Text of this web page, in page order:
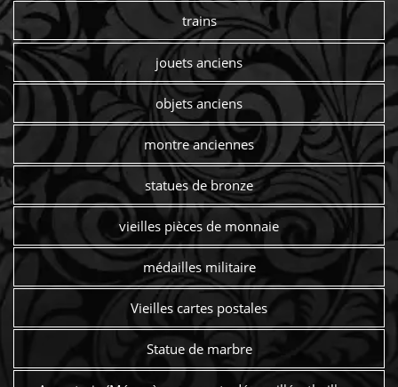
trains
jouets anciens
objets anciens
montre anciennes
statues de bronze
vieilles pièces de monnaie
médailles militaire
Vieilles cartes postales
Statue de marbre